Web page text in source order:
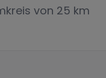
von 25 km